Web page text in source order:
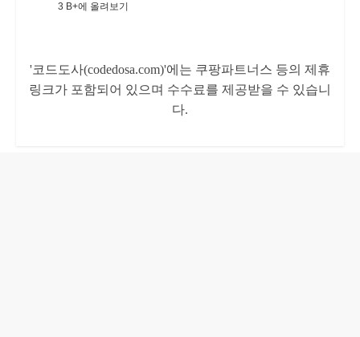
3 B+에 올려보기
'코드도사(codedosa.com)'에는 쿠팡파트너스 등의 제휴
링크가 포함되어 있으며 수수료를 제공받을 수 있습니
다.